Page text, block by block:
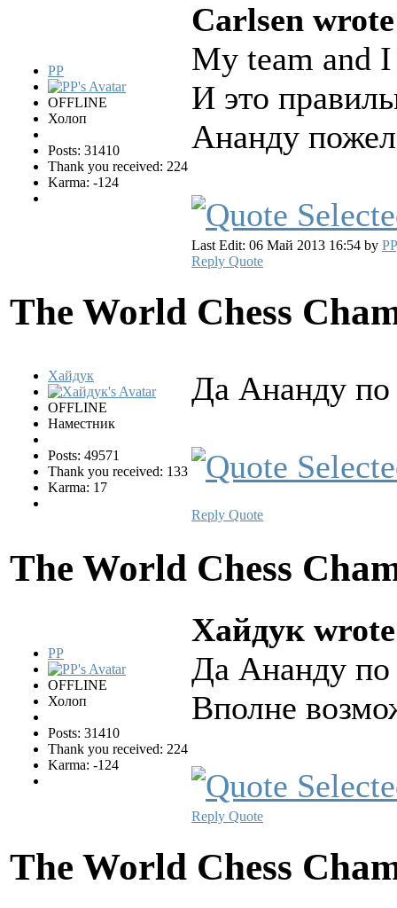
PP
OFFLINE
Холоп
Posts: 31410
Thank you received: 224
Karma: -124
Carlsen
My team and
И это
Ананду
Last Edit: 06 Май 2013 16:54 by PP
Reply Quote
The World Chess
Хайдук
OFFLINE
Наместник
Posts: 49571
Thank you received: 133
Karma: 17
Да Ананду по
Reply Quote
The World Chess
PP
OFFLINE
Холоп
Posts: 31410
Thank you received: 224
Karma: -124
Хайдук
Да Ананду по
Вполне
Reply Quote
The World Chess